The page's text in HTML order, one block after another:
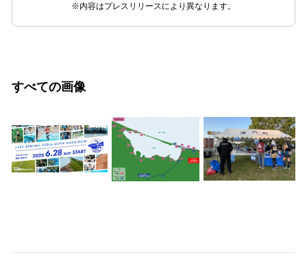
※内容はプレスリリースにより異なります。
すべての画像